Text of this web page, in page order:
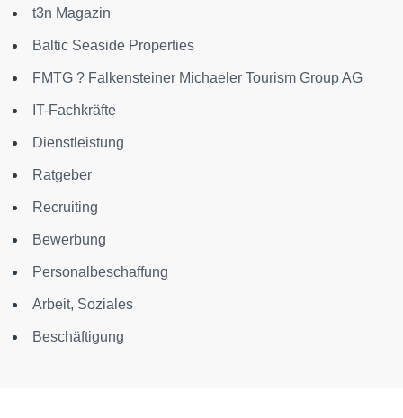
t3n Magazin
Baltic Seaside Properties
FMTG ? Falkensteiner Michaeler Tourism Group AG
IT-Fachkräfte
Dienstleistung
Ratgeber
Recruiting
Bewerbung
Personalbeschaffung
Arbeit, Soziales
Beschäftigung